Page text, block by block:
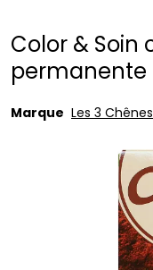
Color & Soin
permanente
Marque Les 3 Chênes